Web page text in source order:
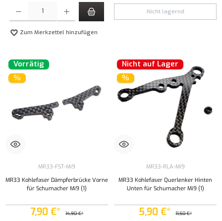
Produkt Anzahl: Gib den gewünschten Wert ein oder benutze die Schaltflächen um die
Zum Merkzettel hinzufügen
Nicht lagernd
Vorrätig
%
MR33-FST-Mi9
MR33 Kohlefaser Dämpferbrücke Vorne
für Schumacher Mi9 (1)
7,90 €* 14,90 €*
Nicht auf Lager
%
MR33-RLA-Mi9
MR33 Kohlefaser Querlenker Hinten
Unten für Schumacher Mi9 (1)
5,90 €* 11,50 €*